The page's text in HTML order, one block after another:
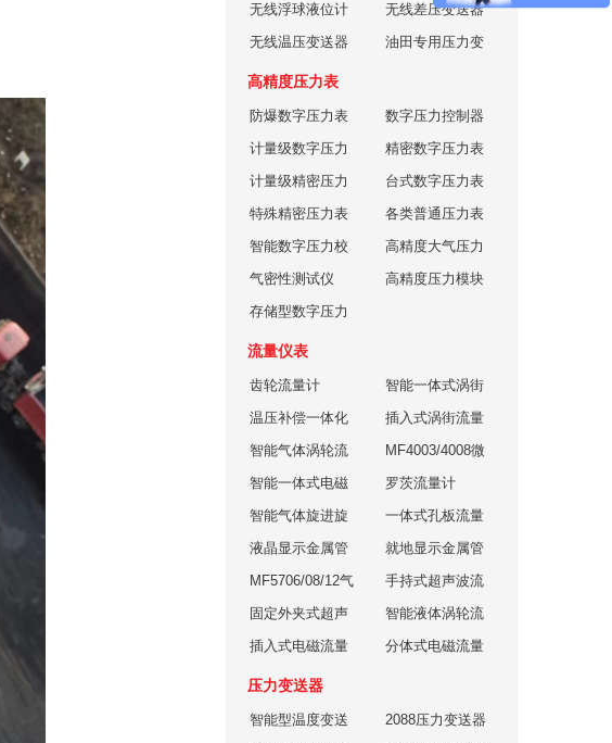
位计
无线浮球液位计
无线差压变送器
无线温压变送器
油田专用压力变
高精度压力表
防爆数字压力表
数字压力控制器
计量级数字压力
表
精密数字压力表
计量级精密压力
表
台式数字压力表
特殊精密压力表
各类普通压力表
智能数字压力校
验仪
高精度大气压力
计
气密性测试仪
高精度压力模块
存储型数字压力
表
流量仪表
齿轮流量计
智能一体式涡街
流量计
温压补偿一体化
涡街流量计
插入式涡街流量
计
智能气体涡轮流
量计
MF4003/4008微
小气体流量流量
计
智能一体式电磁
流量计
罗茨流量计
智能气体旋进旋
涡流量计
一体式孔板流量
计
液晶显示金属管
转子流量计
就地显示金属管
转子流量计
MF5706/08/12气
体质量流量计
手持式超声波流
量计
固定外夹式超声
波流量计
智能液体涡轮流
量计
插入式电磁流量
计
分体式电磁流量
压力变送器
智能型温度变送
2088压力变送器